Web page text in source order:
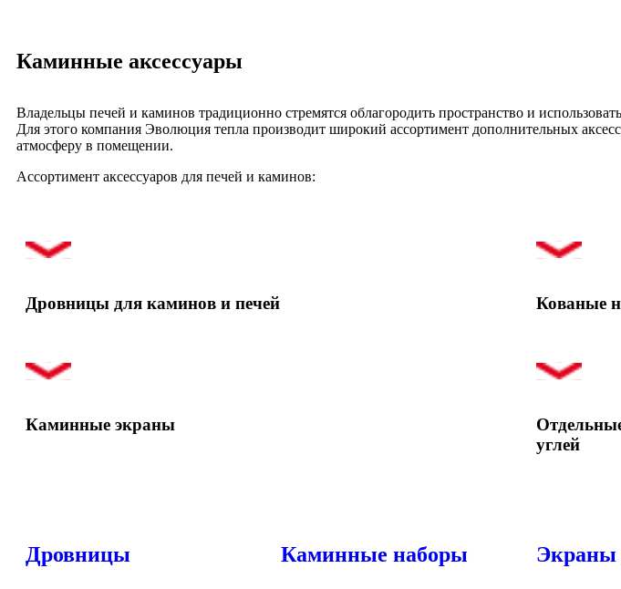
Каминные аксессуары
Владельцы печей и каминов традиционно стремятся облагородить пространство и
Для этого компания Эволюция тепла производит широкий ассортимент дополнительных
атмосферу в помещении.
Ассортимент аксессуаров для печей и каминов:
Дровницы для каминов и печей
Каминные экраны
Кованые
углей
Дровницы Каминные наборы Экраны